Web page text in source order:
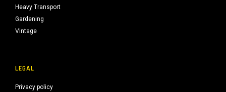
Heavy Transport
Gardening
Vintage
LEGAL
Privacy policy